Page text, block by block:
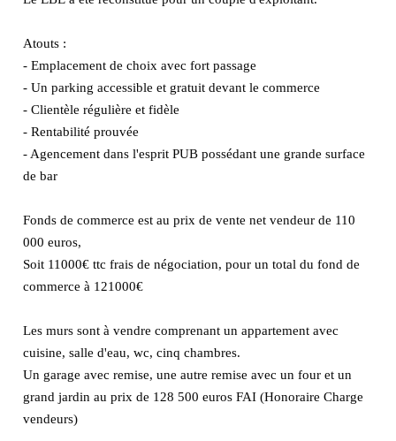
Atouts :
- Emplacement de choix avec fort passage
- Un parking accessible et gratuit devant le commerce
- Clientèle régulière et fidèle
- Rentabilité prouvée
- Agencement dans l'esprit PUB possédant une grande surface
de bar
Fonds de commerce est au prix de vente net vendeur de 110
000 euros,
Soit 11000€ ttc frais de négociation, pour un total du fond de
commerce à 121000€
Les murs sont à vendre comprenant un appartement avec
cuisine, salle d'eau, wc, cinq chambres.
Un garage avec remise, une autre remise avec un four et un
grand jardin au prix de 128 500 euros FAI (Honoraire Charge
vendeurs)